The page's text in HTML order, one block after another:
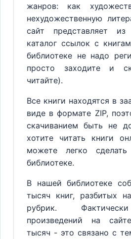
жанров: как
нехудожественную
сайт представляет
каталог ссылок с
библиотеке не надо
просто заходите и
читайте).
Все книги находятся в
виде в формате ZIP,
скачиванием быть не
хотите читать книги
можете легко
библиотеке.
В нашей библиотеке
тысяч книг, разбитых
рубрик.
произведений на
тысяч - это связано с